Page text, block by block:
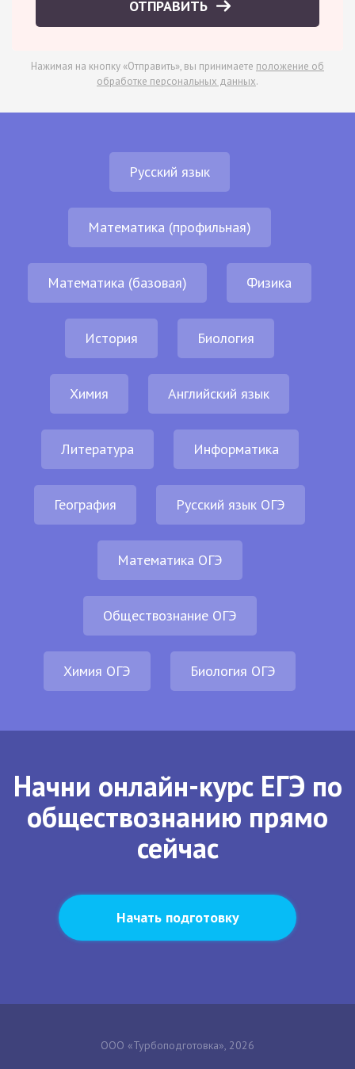
ОТПРАВИТЬ
Нажимая на кнопку «Отправить», вы принимаете положение об
обработке персональных данных.
Русский язык
Математика (профильная)
Математика (базовая) Физика
История Биология
Химия Английский язык
Литература Информатика
География Русский язык ОГЭ
Математика ОГЭ
Обществознание ОГЭ
Химия ОГЭ Биология ОГЭ
Начни онлайн-курс ЕГЭ по
обществознанию прямо
сейчас
Начать подготовку
ООО «Турбоподготовка», 2026